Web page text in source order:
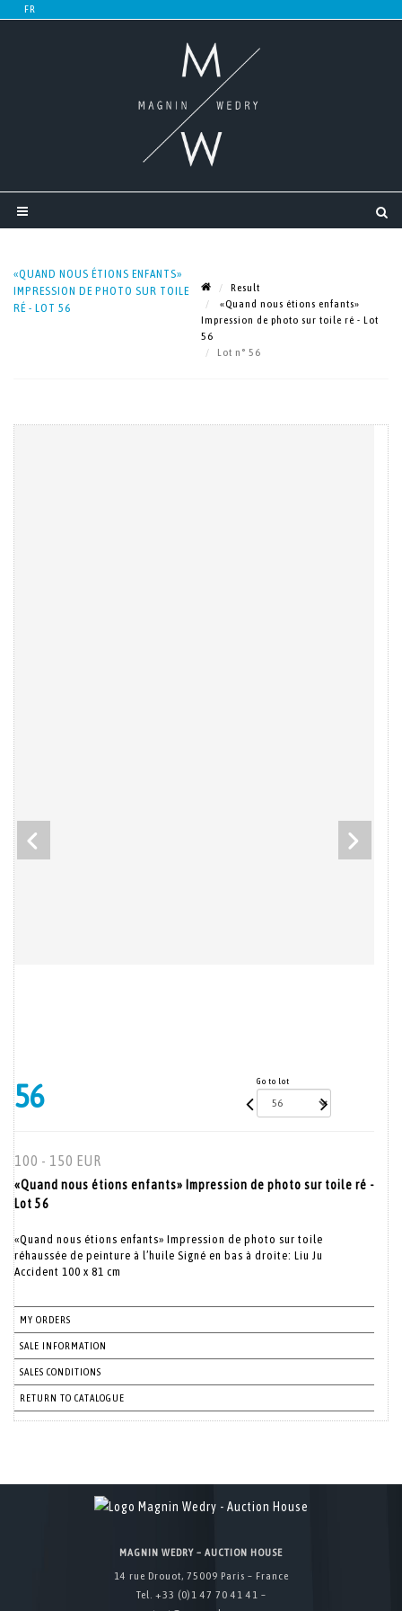
«QUAND NOUS ÉTIONS ENFANTS»
IMPRESSION DE PHOTO SUR TOILE
RÉ - LOT 56
Result
«Quand nous étions enfants»
Impression de photo sur toile ré - Lot
56
Lot n° 56
56 Go to lot
100 - 150 EUR
«Quand nous étions enfants» Impression de photo sur toile ré -
Lot 56
«Quand nous étions enfants» Impression de photo sur toile
réhaussée de peinture à l’huile Signé en bas à droite: Liu Ju
Accident 100 x 81 cm
MY ORDERS
SALE INFORMATION
SALES CONDITIONS
RETURN TO CATALOGUE
MAGNIN WEDRY – AUCTION HOUSE
14 rue Drouot, 75009 Paris – France
Tel. +33 (0)1 47 70 41 41 –